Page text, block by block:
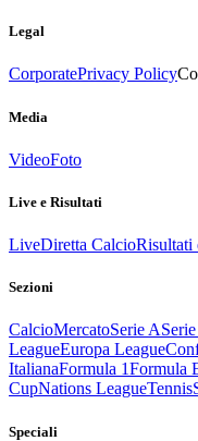
Legal
CorporatePrivacy Policy
Media
VideoFoto
Live e Risultati
LiveDiretta CalcioRisultati
Sezioni
CalcioMercatoSerie A
LeagueEuropa League
ItalianaFormula 1Formula
CupNations LeagueTennis
Speciali